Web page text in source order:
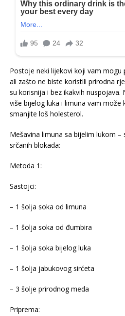
Postoje neki lijekovi koji vam
ali zašto ne biste koristili prirodna
su korisnija i bez ikakvih
više bijelog luka i limuna vam
smanjite loš holesterol.
Mešavina limuna sa bijelim lukom –
srčanih blokada:
Metoda 1:
Sastojci:
– 1 šolja soka od limuna
– 1 šolja soka od đumbira
– 1 šolja soka bijelog luka
– 1 šolja jabukovog sirćeta
– 3 šolje prirodnog meda
Priprema: